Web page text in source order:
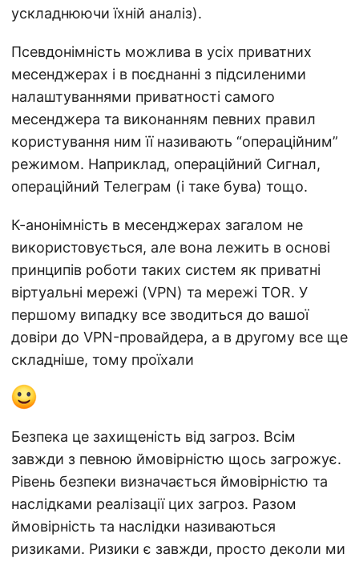
ускладнюючи їхній аналіз).
Псевдонімність можлива в усіх приватних
месенджерах і в поєднанні з підсиленими
налаштуваннями приватності самого
месенджера та виконанням певних правил
користування ним її називають “операційним”
режимом. Наприклад, операційний Сигнал,
операційний Телеграм (і таке бува) тощо.
К-анонімність в месенджерах загалом не
використовується, але вона лежить в основі
принципів роботи таких систем як приватні
віртуальні мережі (VPN) та мережі TOR. У
першому випадку все зводиться до вашої
довіри до VPN-провайдера, а в другому все ще
складніше, тому проїхали
Безпека це захищеність від загроз. Всім
завжди з певною ймовірністю щось загрожує.
Рівень безпеки визначається ймовірністю та
наслідками реалізації цих загроз. Разом
ймовірність та наслідки називаються
ризиками. Ризики є завжди, просто деколи ми